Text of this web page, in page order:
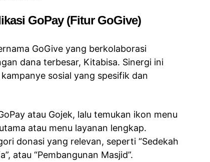
GoPay (Fitur GoGive)
GoGive yang berkolaborasi
dana terbesar, Kitabisa. Sinergi ini
sosial yang spesifik dan
atau Gojek, lalu temukan ikon menu
atau menu layanan lengkap.
donasi yang relevan, seperti “Sedekah
atau “Pembangunan Masjid”.